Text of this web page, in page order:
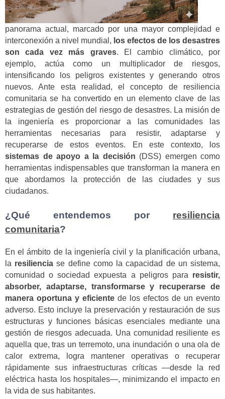
panorama actual, marcado por una mayor complejidad e
interconexión a nivel mundial, los efectos de los desastres
son cada vez más graves. El cambio climático, por
ejemplo, actúa como un multiplicador de riesgos,
intensificando los peligros existentes y generando otros
nuevos. Ante esta realidad, el concepto de resiliencia
comunitaria se ha convertido en un elemento clave de las
estrategias de gestión del riesgo de desastres. La misión de
la ingeniería es proporcionar a las comunidades las
herramientas necesarias para resistir, adaptarse y
recuperarse de estos eventos. En este contexto, los
sistemas de apoyo a la decisión (DSS) emergen como
herramientas indispensables que transforman la manera en
que abordamos la protección de las ciudades y sus
ciudadanos.
¿Qué entendemos por resiliencia
comunitaria?
En el ámbito de la ingeniería civil y la planificación urbana,
la resiliencia se define como la capacidad de un sistema,
comunidad o sociedad expuesta a peligros para resistir,
absorber, adaptarse, transformarse y recuperarse de
manera oportuna y eficiente de los efectos de un evento
adverso. Esto incluye la preservación y restauración de sus
estructuras y funciones básicas esenciales mediante una
gestión de riesgos adecuada. Una comunidad resiliente es
aquella que, tras un terremoto, una inundación o una ola de
calor extrema, logra mantener operativas o recuperar
rápidamente sus infraestructuras críticas —desde la red
eléctrica hasta los hospitales—, minimizando el impacto en
la vida de sus habitantes.